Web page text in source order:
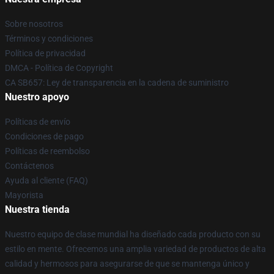
Sobre nosotros
Términos y condiciones
Política de privacidad
DMCA - Política de Copyright
CA SB657: Ley de transparencia en la cadena de suministro
Nuestro apoyo
Políticas de envío
Condiciones de pago
Políticas de reembolso
Contáctenos
Ayuda al cliente (FAQ)
Mayorista
Nuestra tienda
Nuestro equipo de clase mundial ha diseñado cada producto con su
estilo en mente. Ofrecemos una amplia variedad de productos de alta
calidad y hermosos para asegurarse de que se mantenga único y